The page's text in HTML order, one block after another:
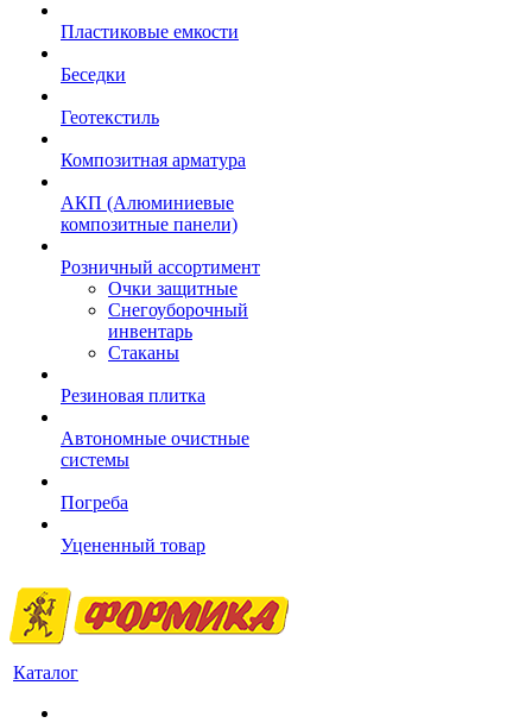
Пластиковые емкости
Беседки
Геотекстиль
Композитная арматура
АКП (Алюминиевые
композитные панели)
Розничный ассортимент
Очки защитные
Снегоуборочный
инвентарь
Стаканы
Резиновая плитка
Автономные очистные
системы
Погреба
Уцененный товар
Каталог